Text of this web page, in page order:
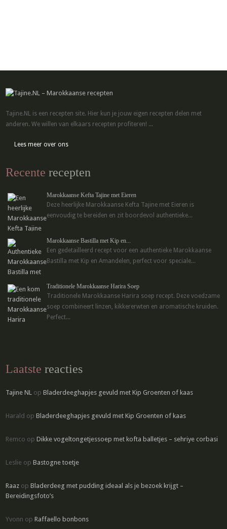
Tajine.NL is een recepten site. Hier kun je jouw eigen recepten delen met
anderen. We willen van elkaars recepten profiteren! ...
Lees meer over ons
Recente recepten
Marokkaanse Kefta Tajine met Eieren
Deze heerlijke Marokkaanse Kefta Tajine met Eieren is
eenvoudig te bereiden en zit boordevol authentieke...
Marokkaanse Bastilla met Kip en...
Een gedetailleerd recept voor een authentieke Marokkaanse
Bastilla met Kip en Amandelen, perfect voor speciale...
Traditionele Marokkaanse Harira Soep
Traditionele Marokkaanse Harira soep recept. Deze voedzame
soep combineert linzen, kikkererwten en aromatische kruiden.
Perfect...
Laatste reacties
Tajine NL opBladerdeeghapjes gevuld met Kip Groenten of kaas
Harald opBladerdeeghapjes gevuld met Kip Groenten of kaas
Remco opDikke vogeltongetjessoep met kofta balletjes – sehriye corbasi
Leslie opBastogne toetje
Raaz opBladerdeeg met pudding ideaal als je bezoek krijgt –
Bereidingsfoto’s
Yvonn opRaffaello bonbons